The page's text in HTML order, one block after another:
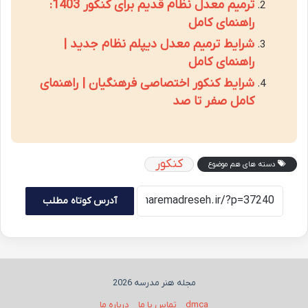
ترمیم معدل نظام قدیم برای کنکور 1403:
راهنمای کامل
شرایط ترمیم معدل دیپلم نظام جدید |
راهنمای کامل
شرایط کنکور اختصاصی فرهنگیان | راهنمای
کامل صفر تا صد
دسته های هم موضوع کنکور
آدرس کوتاه مطلب
مجله هنر مدرسه 2026
dmca
تماس با ما درباره ما